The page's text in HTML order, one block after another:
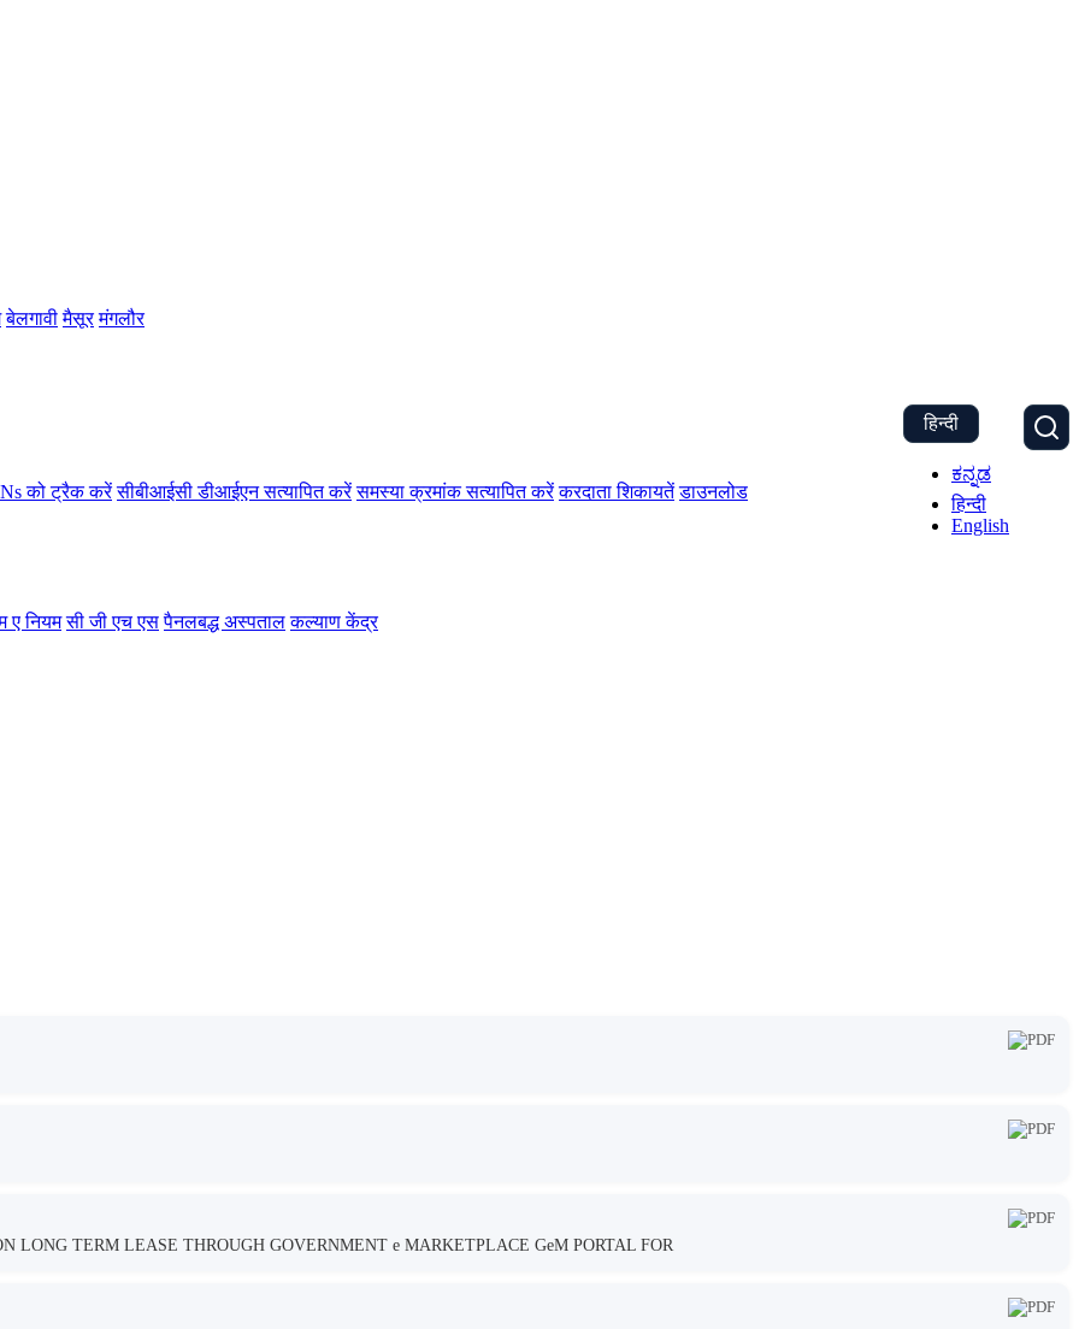
बेलगावी मैसूर मंगलौर
को ट्रैक करें सीबीआईसी डीआईएन सत्यापित करें समस्या क्रमांक सत्यापित करें करदाता शिकायतें डाउनलोड
ए नियम सी जी एच एस पैनलबद्ध अस्पताल कल्याण केंद्र
हिन्दी
ಕನ್ನಡ
हिन्दी
English
LONG TERM LEASE THROUGH GOVERNMENT e MARKETPLACE GeM PORTAL FOR